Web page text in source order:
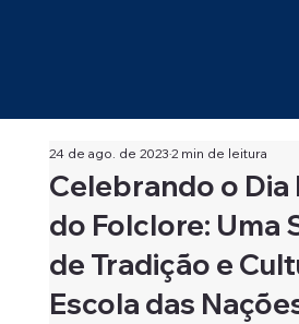
Celebrando o Dia
do Folclore: Uma
de Tradição e
Escola das
24 de ago. de 20232 min de leitura